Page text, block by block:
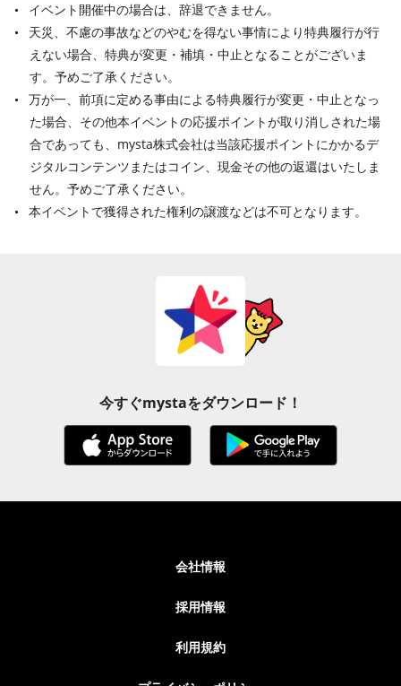
イベント開催中の場合は、辞退できません。
天災、不慮の事故などのやむを得ない事情により特典履行が行
えない場合、特典が変更・補填・中止となることがございま
す。予めご了承ください。
万が一、前項に定める事由による特典履行が変更・中止となっ
た場合、その他本イベントの応援ポイントが取り消しされた場
合であっても、mysta株式会社は当該応援ポイントにかかるデ
ジタルコンテンツまたはコイン、現金その他の返還はいたしま
せん。予めご了承ください。
本イベントで獲得された権利の譲渡などは不可となります。
今すぐmystaをダウンロード！
会社情報
採用情報
利用規約